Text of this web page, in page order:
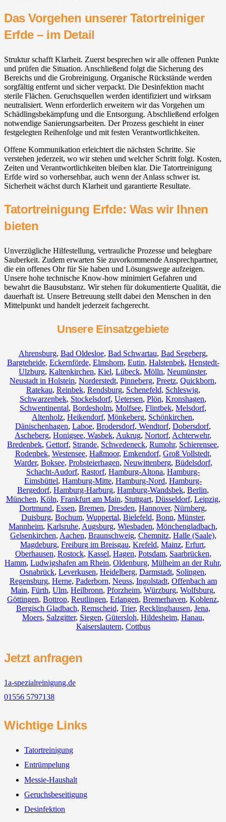
Das Vorgehen unserer Tatortreiniger
Erfde – im Detail
Struktur schafft Klarheit. Zuerst besprechen wir alle offenen Punkte
und prüfen die Situation. Anschließend folgt die Sicherung des
Bereichs und die Grobreinigung. Organische Rückstände werden
sorgfältig entfernt und sicher verpackt. Die Desinfektion macht
sterile Flächen. Geruchsquellen werden identifiziert und wirksam
neutralisiert. Wenn erforderlich erweitern wir das Vorgehen um
Schädlingsbekämpfung und die Entsorgung. Abschließend erfolgen
notwendige Sanierungsarbeiten. Der Prozess geschieht in einer
festgelegten Reihenfolge und mit festen Verantwortlichkeiten.
Offene Kommunikation erleichtert die nächsten Schritte. Sie
verstehen jederzeit, wo wir stehen und welcher Schritt folgt. Kosten,
Zeiten und Verantwortlichkeiten bleiben klar. Die Tatortreinigung
Erfde wird so vorhersehbar, auch wenn der Anlass schwer ist.
Sicherheit wächst durch Klarheit und garantierte Resultate.
Tatortreinigung Erfde: Was wir Ihnen
bieten
Unverzügliche Hilfestellung, vertrauliche Prozesse und belegbare
Sauberkeit. Zudem erwarten Sie zuvorkommende Ansprechpartner,
die ein offenes Ohr für Sie haben und Lösungswege aufzeigen.
Unsere hohe technische Know-how minimiert Gefahren und
bewahrt die Bausubstanz. Wir stehen für dokumentierte Qualität, die
dauerhaft ist. Unsere Betreuung stellt dabei den Menschen in den
Mittelpunkt und handelt jederzeit fachgerecht.
Unsere Einsatzgebiete
Ahrensburg, Bad Oldesloe, Bad Schwartau, Bad Segeberg,
Bargteheide, Eckernförde, Elmshorn, Eutin, Halstenbek, Henstedt-
Ulzburg, Kaltenkirchen, Kiel, Lübeck, Mölln, Neumünster,
Neustadt in Holstein, Norderstedt, Pinneberg, Preetz, Quickborn,
Ratekau, Reinbek, Rendsburg, Schenefeld, Schleswig,
Schwarzenbek, Stockelsdorf, Uetersen, Plön, Kronshagen,
Schwentinental, Bordesholm, Molfsee, Flintbek, Melsdorf,
Altenholz, Heikendorf, Mönkeberg, Schönkirchen,
Dänischenhagen, Laboe, Brodersdorf, Wendtorf, Dobersdorf,
Ascheberg, Honigsee, Wasbek, Aukrug, Nortorf, Achterwehr,
Bredenbek, Gettorf, Strande, Schwedeneck, Rumohr, Schierensee,
Rodenbek, Westensee, Haßmoor, Emkendorf, Groß Vollstedt,
Warder, Boksee, Probsteierhagen, Neuwittenberg, Büdelsdorf,
Schacht-Audorf, Rastorf, Hamburg-Altona, Hamburg-
Eimsbüttel, Hamburg-Mitte, Hamburg-Nord, Hamburg-
Bergedorf, Hamburg-Harburg, Hamburg-Wandsbek, Berlin,
München, Köln, Frankfurt am Main, Stuttgart, Düsseldorf, Leipzig,
Dortmund, Essen, Bremen, Dresden, Hannover, Nürnberg,
Duisburg, Bochum, Wuppertal, Bielefeld, Bonn, Münster,
Mannheim, Karlsruhe, Augsburg, Wiesbaden, Mönchengladbach,
Gelsenkirchen, Aachen, Braunschweig, Chemnitz⁠, Halle (Saale),
Magdeburg, Freiburg im Breisgau, Krefeld, Mainz, Erfurt,
Oberhausen, Rostock, Kassel, Hagen, Potsdam, Saarbrücken,
Hamm, Ludwigshafen am Rhein, Oldenburg, Mülheim an der Ruhr,
Osnabrück, Leverkusen, Heidelberg, Darmstadt, Solingen,
Regensburg, Herne, Paderborn, Neuss, Ingolstadt, Offenbach am
Main, Fürth, Ulm, Heilbronn, Pforzheim, Würzburg, Wolfsburg,
Göttingen, Bottrop, Reutlingen, Erlangen, Bremerhaven, Koblenz,
Bergisch Gladbach, Remscheid, Trier, Recklinghausen, Jena,
Moers, Salzgitter, Siegen, Gütersloh, Hildesheim, Hanau,
Kaiserslautern, Cottbus
Jetzt anfragen
1a-spezialreinigung.de
01556 5797138
Wichtige Links
Tatortreinigung
Entrümpelung
Messie-Haushalt
Geruchsbeseitigung
Desinfektion